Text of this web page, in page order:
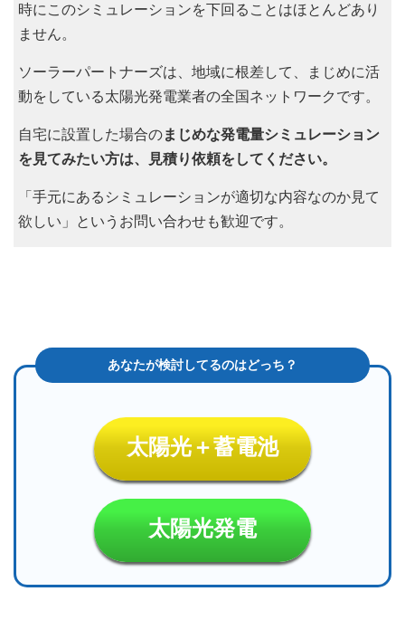
時にこのシミュレーションを下回ることはほとんどあり
ません。
ソーラーパートナーズは、地域に根差して、まじめに活
動をしている太陽光発電業者の全国ネットワークです。
自宅に設置した場合のまじめな発電量シミュレーション
を見てみたい方は、見積り依頼をしてください。
「手元にあるシミュレーションが適切な内容なのか見て
欲しい」というお問い合わせも歓迎です。
太陽光＋蓄電池
太陽光発電